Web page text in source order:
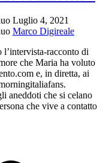
Luglio 4, 2021
Marco Digireale
l’intervista-racconto di
che Maria ha voluto
e, in diretta, ai
aneddoti che si celano
che vive a contatto